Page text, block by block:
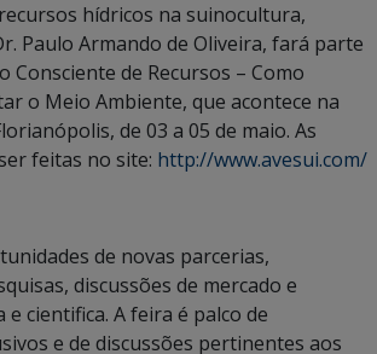
hídricos na suinocultura,
Paulo Armando de Oliveira, fará parte
Consciente de Recursos – Como
o Meio Ambiente, que acontece na
de 03 a 05 de maio. As
feitas no site: http://www.avesui.com/
de novas parcerias,
discussões de mercado e
e cientifica. A feira é palco de
e de discussões pertinentes aos